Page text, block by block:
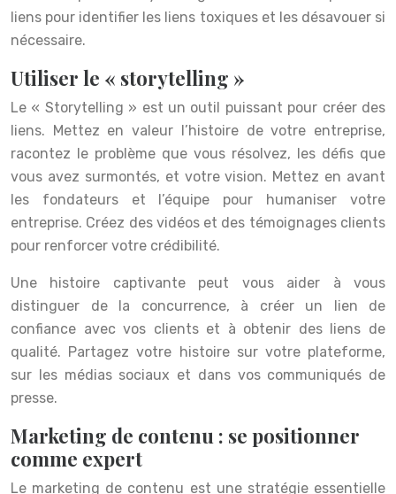
liens pour identifier les liens toxiques et les désavouer si
nécessaire.
Utiliser le « storytelling »
Le « Storytelling » est un outil puissant pour créer des
liens. Mettez en valeur l’histoire de votre entreprise,
racontez le problème que vous résolvez, les défis que
vous avez surmontés, et votre vision. Mettez en avant
les fondateurs et l’équipe pour humaniser votre
entreprise. Créez des vidéos et des témoignages clients
pour renforcer votre crédibilité.
Une histoire captivante peut vous aider à vous
distinguer de la concurrence, à créer un lien de
confiance avec vos clients et à obtenir des liens de
qualité. Partagez votre histoire sur votre plateforme,
sur les médias sociaux et dans vos communiqués de
presse.
Marketing de contenu : se positionner
comme expert
Le marketing de contenu est une stratégie essentielle